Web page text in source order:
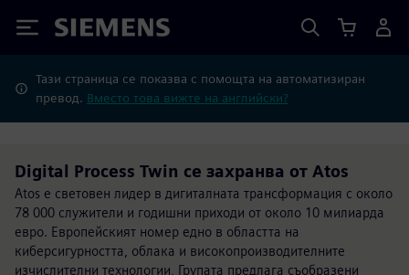
Siemens
Тази страница се показва с помощта на автоматизиран
превод. Вместо това вижте на английски?
Digital Process Twin се захранва от Atos
Atos е световен лидер в дигиталната трансформация с около
78 000 служители и годишни приходи от около 10 милиарда
евро. Европейският номер едно в областта на
киберсигурността, облака и високопроизводителните
изчислителни технологии, Групата предлага съобразени